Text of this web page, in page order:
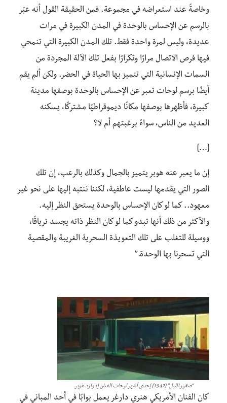
وخاصةً عند استعراضه في مجموعة. فمن الحقيقة القول أنه عبّر
بالرسم عن الإحساس بالوحدة في المدن الكبيرة في مرات
عديدة، وليس لمرة واحدة فقط. تلك المدن الكبيرة التي تنمحي
فيها فرص الاتصال مرارًا وتكرارًا بفعل تلك الآلة المجردة من
السمات الإنسانية التي تتميز بها الحياة في الحضر. ولكن ألم يقم
أيضًا برسم لوحات تعبر عن الإحساس بالوحدة بوصفها مدينة
كبيرة، فأظهرها بوصفها مكانًا ديموقراطيًا مشتركًا، يسكنه
العديد من الناس، سواء برغبتهم أم لا؟
[…]
إن ما يعبر عنه هوبر يتميز بالجمال وكذلك بالرعب، إن تلك
الصور التي يقدمها ليست عاطفية، لكننا ننتبه إليها على نحو غير
معهود.. كما لو كان الإحساس بالوحدة يستحق النظر إليه.
والأكثر من ذلك أنها تبدو كما لو كان النظر ذاته يجسد ترياقًا،
ووسيلة للتغلب على تلك التعويذة السحرية الغريبة والمقصية
التي تسحرنا بها الوحدة.”
“صقور الليل” (1942) إحدى أشهر لوحات الفنان إدوارد هوبر.
كان الفنان الأمريكي هنري دارغر يعمل بوابًا في أحد المباني في